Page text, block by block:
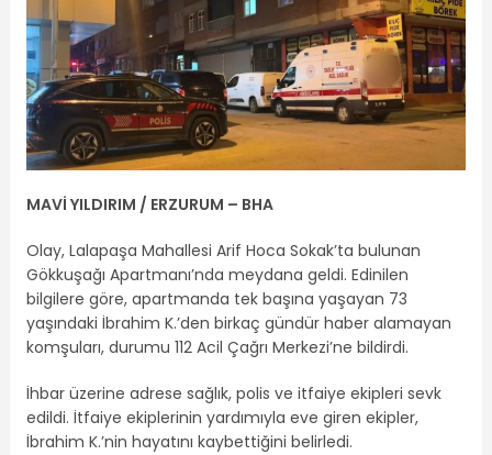
MAVİ YILDIRIM / ERZURUM – BHA
Olay, Lalapaşa Mahallesi Arif Hoca Sokak’ta bulunan
Gökkuşağı Apartmanı’nda meydana geldi. Edinilen
bilgilere göre, apartmanda tek başına yaşayan 73
yaşındaki İbrahim K.’den birkaç gündür haber alamayan
komşuları, durumu 112 Acil Çağrı Merkezi’ne bildirdi.
İhbar üzerine adrese sağlık, polis ve itfaiye ekipleri sevk
edildi. İtfaiye ekiplerinin yardımıyla eve giren ekipler,
İbrahim K.’nin hayatını kaybettiğini belirledi.